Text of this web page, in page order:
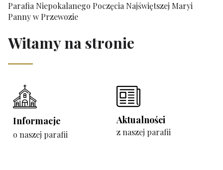
Parafia Niepokalanego Poczęcia Najświętszej Maryi
Panny w Przewozie
Witamy na stronie
Informacje
o naszej parafii
Aktualności
z naszej parafii